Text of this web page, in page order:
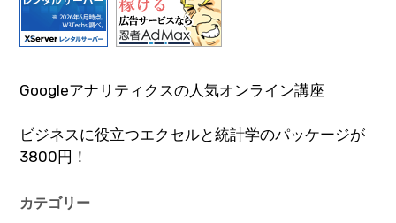
Googleアナリティクスの人気オンライン講座
ビジネスに役立つエクセルと統計学のパッケージが
3800円！
カテゴリー